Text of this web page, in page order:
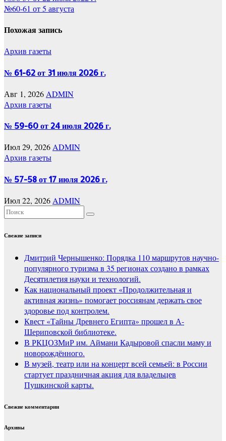
по
записям
№60-61 от 5 августа
Похожая запись
Архив газеты
№ 61-62 от 31 июля 2026 г.
Авг 1, 2026 ADMIN
Архив газеты
№ 59-60 от 24 июля 2026 г.
Июл 29, 2026ADMIN
Архив газеты
№ 57-58 от 17 июля 2026 г.
Июл 22, 2026 ADMIN
Свежие записи
Дмитрий Чернышенко: Порядка 110 маршрутов научно-
популярного туризма в 35 регионах создано в рамках
Десятилетия науки и технологий.
Как национальный проект «Продолжительная и
активная жизнь» помогает россиянам держать свое
здоровье под контролем.
Квест «Тайны Древнего Египта» прошел в А-
Шериповской библиотеке.
В РКЦОЗМиР им. Аймани Кадыровой спасли маму и
новорождённого.
В музей, театр или на концерт всей семьей: в России
стартует праздничная акция для владельцев
Пушкинской карты.
Свежие комментарии
Архивы